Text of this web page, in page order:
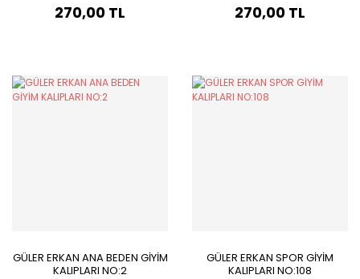
270,00 TL 270,00 TL
GÜLER ERKAN ANA BEDEN GİYİM
KALIPLARI NO:2
GÜLER ERKAN SPOR GİYİM
KALIPLARI NO:108